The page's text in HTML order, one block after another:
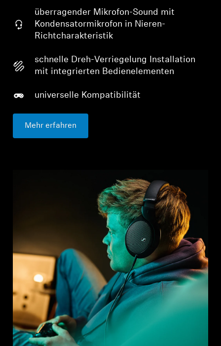
überragender Mikrofon-Sound mit
Kondensatormikrofon in Nieren-
Richtcharakteristik
schnelle Dreh-Verriegelung Installation
mit integrierten Bedienelementen
universelle Kompatibilität
Mehr erfahren